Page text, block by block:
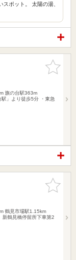
ポット。 太陽の湯、
お気に入
りに追加
旗の台駅363m
駅」より徒歩5分 ・東急
お気に入
りに追加
鶴見市場駅1.15km
新鶴見橋停留所下車第2